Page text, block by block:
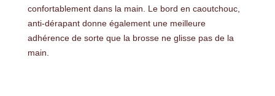
confortablement dans la main. Le bord en caoutchouc,
anti-dérapant donne également une meilleure
adhérence de sorte que la brosse ne glisse pas de la
main.